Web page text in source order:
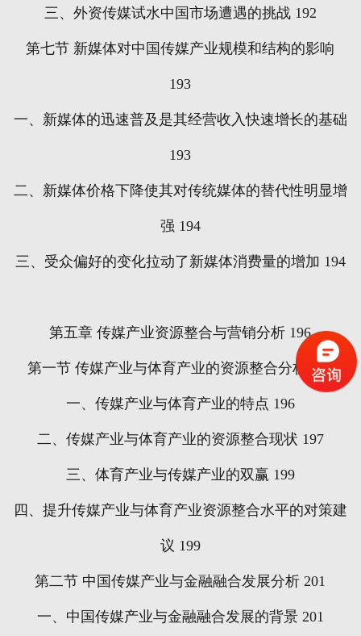
三、外资传媒试水中国市场遭遇的挑战192
第七节 新媒体对中国传媒产业规模和结构的影响
193
一、新媒体的迅速普及是其经营收入快速增长的基础
193
二、新媒体价格下降使其对传统媒体的替代性明显增
强 194
三、受众偏好的变化拉动了新媒体消费量的增加 194
第五章 传媒产业资源整合与营销分析 196
第一节 传媒产业与体育产业的资源整合分析 196
一、传媒产业与体育产业的特点 196
二、传媒产业与体育产业的资源整合现状 197
三、体育产业与传媒产业的双赢 199
四、提升传媒产业与体育产业资源整合水平的对策建
议 199
第二节 中国传媒产业与金融融合发展分析 201
一、中国传媒产业与金融融合发展的背景201